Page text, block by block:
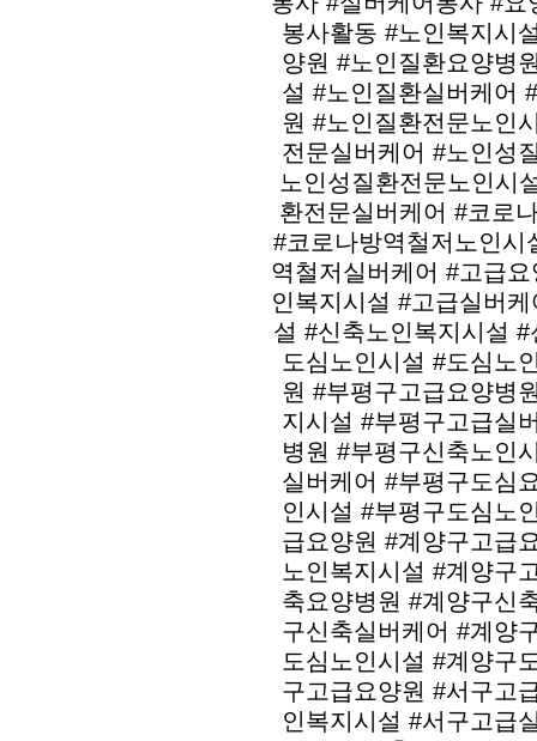
봉사활동 #노인복지시
양원 #노인질환요양병
설 #노인질환실버케어
원 #노인질환전문노인
전문실버케어 #노인성
노인성질환전문노인시
환전문실버케어 #코로
#코로나방역철저노인시
역철저실버케어 #고급
인복지시설 #고급실버
설 #신축노인복지시설
도심노인시설 #도심노
원 #부평구고급요양병
지시설 #부평구고급실
병원 #부평구신축노인
실버케어 #부평구도심
인시설 #부평구도심노
급요양원 #계양구고급
노인복지시설 #계양구
축요양병원 #계양구신
구신축실버케어 #계양
도심노인시설 #계양구
구고급요양원 #서구고
인복지시설 #서구고급